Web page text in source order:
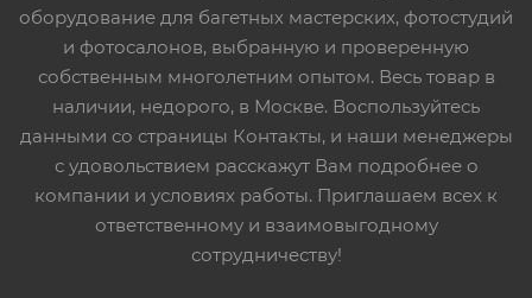
оборудование для багетных мастерских, фотостудий
и фотосалонов, выбранную и проверенную
собственным многолетним опытом. Весь товар в
наличии, недорого, в Москве. Воспользуйтесь
данными со страницы Контакты, и наши менеджеры
с удовольствием расскажут Вам подробнее о
компании и условиях работы. Приглашаем всех к
ответственному и взаимовыгодному
сотрудничеству!